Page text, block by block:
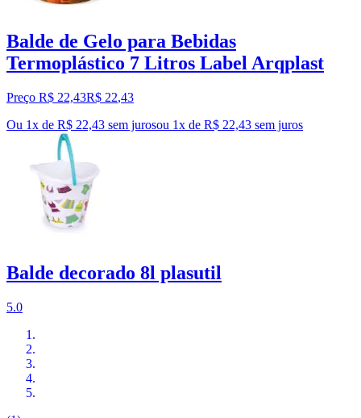
Balde de Gelo para Bebidas
Termoplástico 7 Litros Label Arqplast
Preço R$ 22,43R$ 22,43
Ou 1x de R$ 22,43 sem jurosou 1x de R$ 22,43 sem juros
Balde decorado 8l plasutil
5.0